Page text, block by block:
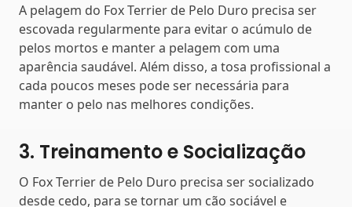
A pelagem do Fox Terrier de Pelo Duro precisa ser
escovada regularmente para evitar o acúmulo de
pelos mortos e manter a pelagem com uma
aparência saudável. Além disso, a tosa profissional a
cada poucos meses pode ser necessária para
manter o pelo nas melhores condições.
3. Treinamento e Socialização
O Fox Terrier de Pelo Duro precisa ser socializado
desde cedo, para se tornar um cão sociável e